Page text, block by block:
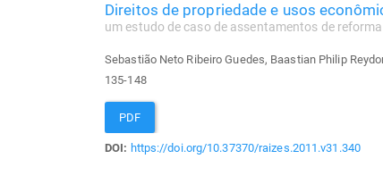
Direitos de propriedade e usos
um estudo de caso de assentamentos de
Sebastião Neto Ribeiro Guedes, Baastian Philip
135-148
PDF
DOI: https://doi.org/10.37370/raizes.2011.v31.340